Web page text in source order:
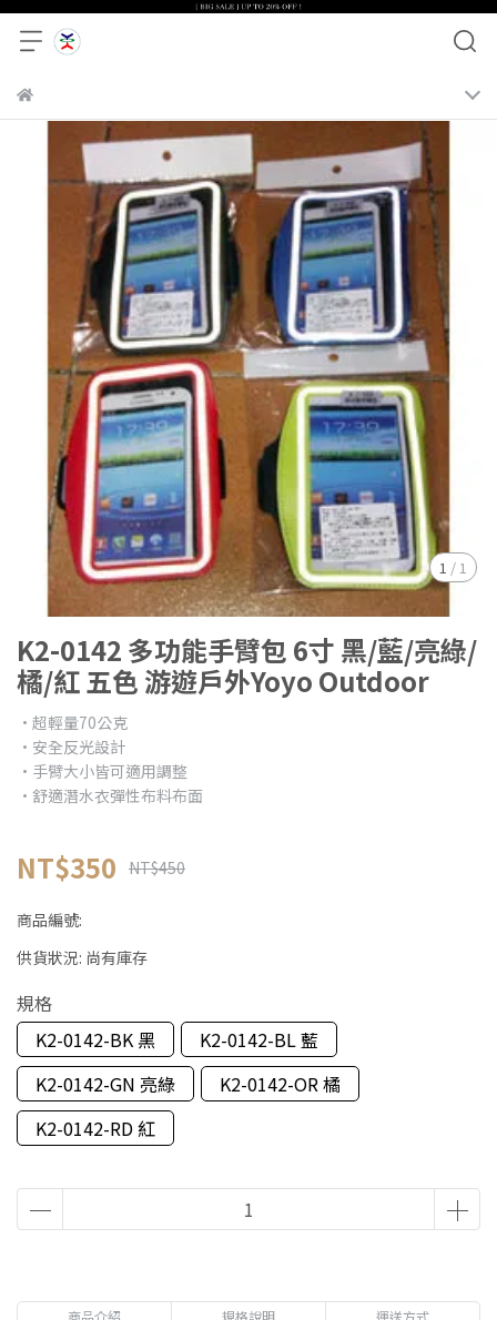
1 /1
K2-0142 多功能手臂包 6寸 黑/藍/亮綠/
橘/紅 五色 游遊戶外Yoyo Outdoor
•超輕量70公克
•安全反光設計
•手臂大小皆可適用調整
•舒適潛水衣彈性布料布面
NT$350 NT$450
商品編號:
供貨狀況: 尚有庫存
規格
K2-0142-BK 黑
K2-0142-BL 藍
K2-0142-GN 亮綠
K2-0142-OR 橘
K2-0142-RD 紅